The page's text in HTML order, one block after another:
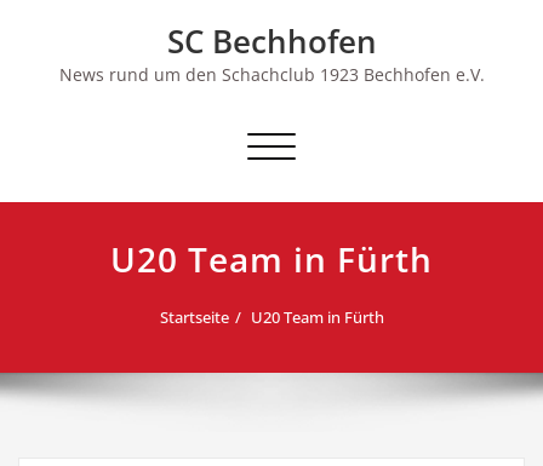
SC Bechhofen
News rund um den Schachclub 1923 Bechhofen e.V.
Schalte
U20 Team in Fürth
Startseite U20 Team in Fürth